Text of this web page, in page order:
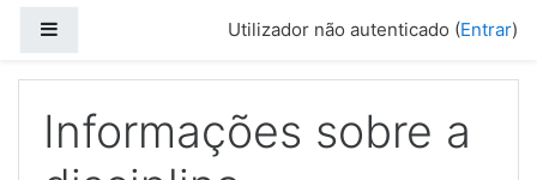
Utilizador não autenticado (Entrar)
Informações sobre a